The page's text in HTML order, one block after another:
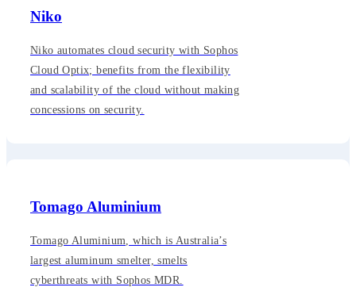
Niko
Niko automates cloud security with Sophos
Cloud Optix; benefits from the flexibility
and scalability of the cloud without making
concessions on security.
Tomago Aluminium
Tomago Aluminium, which is Australia’s
largest aluminum smelter, smelts
cyberthreats with Sophos MDR.